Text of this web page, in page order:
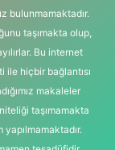
bulunmamaktadır.
taşımakta olup,
Bu internet
ile hiçbir bağlantısı
makaleler
taşımamakta